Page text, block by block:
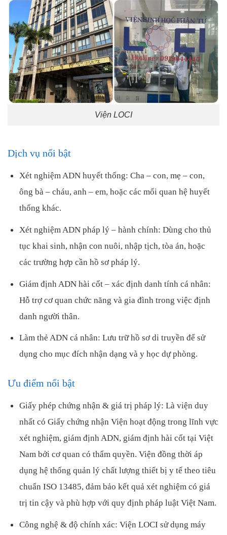
Viện LOCI
Dịch vụ nổi bật
Xét nghiệm ADN huyết thống: Cha – con, mẹ – con,
ông bà – cháu, anh – em, hoặc các mối quan hệ huyết
thống khác.
Xét nghiệm ADN pháp lý – hành chính: Dùng cho thủ
tục khai sinh, nhận con nuôi, nhập tịch, tòa án, hoặc
các trường hợp cần hồ sơ pháp lý.
Giám định ADN hài cốt – xác định danh tính cá nhân:
Hỗ trợ cơ quan chức năng và gia đình trong việc định
danh người thân.
Làm thẻ ADN cá nhân: Lưu trữ hồ sơ di truyền để sử
dụng cho mục đích nhận dạng và y học dự phòng.
Ưu điểm nổi bật
Giấy phép chứng nhận & giá trị pháp lý: Là viện duy
nhất có Giấy chứng nhận Viện hoạt động trong lĩnh vực
xét nghiệm, giám định ADN, giám định hài cốt tại Việt
Nam bởi cơ quan có thẩm quyền. Viện đồng thời áp
dụng hệ thống quản lý chất lượng thiết bị y tế theo tiêu
chuẩn ISO 13485, đảm bảo kết quả xét nghiệm có giá
trị tin cậy và phù hợp với quy định pháp luật Việt Nam.
Công nghệ & độ chính xác: Viện LOCI sử dụng máy